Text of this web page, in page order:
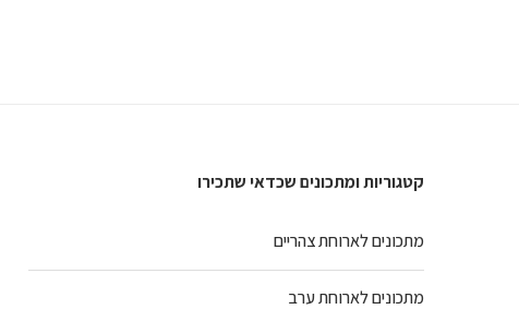
קטגוריות ומתכונים שכדאי שתכירו
מתכונים לארוחת צהריים
מתכונים לארוחת ערב